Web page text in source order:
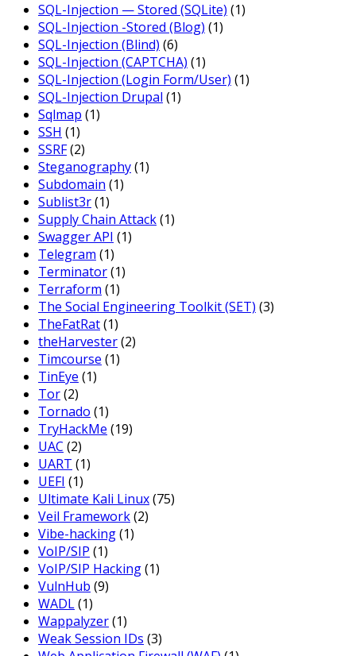
SQL-Injection — Stored (SQLite) (1)
SQL-Injection -Stored (Blog) (1)
SQL-Injection (Blind) (6)
SQL-Injection (CAPTCHA) (1)
SQL-Injection (Login Form/User) (1)
SQL-Injection Drupal (1)
Sqlmap (1)
SSH (1)
SSRF(2)
Steganography(1)
Subdomain (1)
Sublist3r(1)
Supply Chain Attack(1)
Swagger API (1)
Telegram (1)
Terminator(1)
Terraform (1)
The Social Engineering Toolkit (SET) (3)
TheFatRat(1)
theHarvester(2)
Timcourse (1)
TinEye (1)
Tor(2)
Tornado (1)
TryHackMe (19)
UAC (2)
UART (1)
UEFI (1)
Ultimate Kali Linux(75)
Veil Framework(2)
Vibe-hacking(1)
VoIP/SIP (1)
VoIP/SIP Hacking(1)
VulnHub (9)
WADL(1)
Wappalyzer(1)
Weak Session IDs (3)